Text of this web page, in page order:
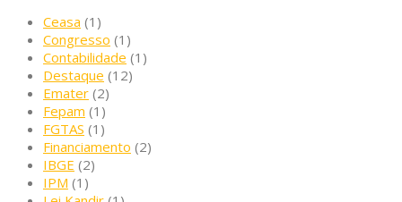
Ceasa (1)
Congresso (1)
Contabilidade (1)
Destaque (12)
Emater (2)
Fepam (1)
FGTAS (1)
Financiamento (2)
IBGE (2)
IPM (1)